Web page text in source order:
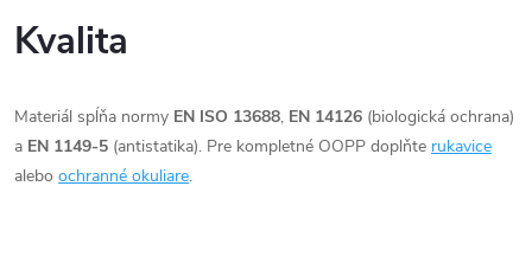
k
v
ý
Kvalita
Materiál spĺňa normy EN ISO 13688, EN 14126 (biologická ochrana)
a EN 1149-5 (antistatika). Pre kompletné OOPP doplňte rukavice
alebo ochranné okuliare.